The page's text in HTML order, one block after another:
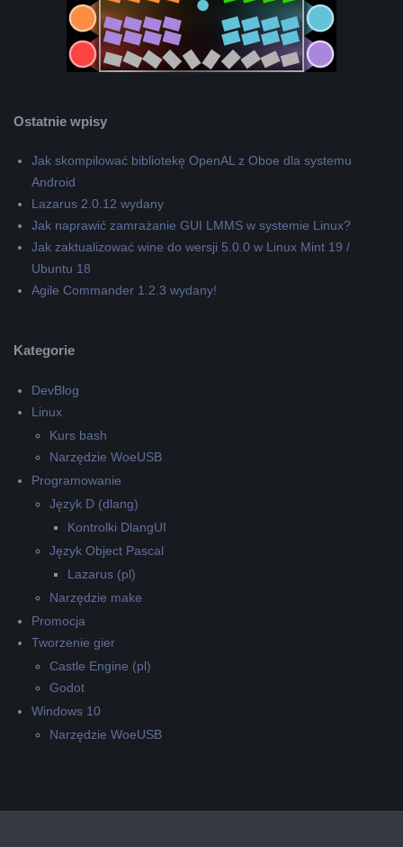
Ostatnie wpisy
Jak skompilować bibliotekę OpenAL z Oboe dla systemu
Android
Lazarus 2.0.12 wydany
Jak naprawić zamrażanie GUI LMMS w systemie Linux?
Jak zaktualizować wine do wersji 5.0.0 w Linux Mint 19 /
Ubuntu 18
Agile Commander 1.2.3 wydany!
Kategorie
DevBlog
Linux
Kurs bash
Narzędzie WoeUSB
Programowanie
Język D (dlang)
Kontrolki DlangUI
Język Object Pascal
Lazarus (pl)
Narzędzie make
Promocja
Tworzenie gier
Castle Engine (pl)
Godot
Windows 10
Narzędzie WoeUSB